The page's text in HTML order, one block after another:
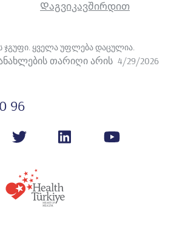
Დაგვიკავშირდით
ჯგუფი. ყველა უფლება დაცულია.
თარიღი არის 4/29/2026
96